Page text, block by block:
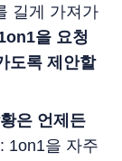
길게 가져가
을 요청
도록 제안할
은 언제든
: 1on1을 자주